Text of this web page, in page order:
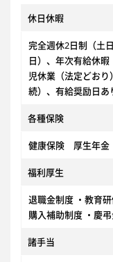
休日休暇
完全週休2日制（土
日）、年次有給休
児休業（法定どお
続）、有給奨励日あ
各種保険
健康保険 厚生年
福利厚生
退職金制度 ・教育
購入補助制度 ・慶
諸手当